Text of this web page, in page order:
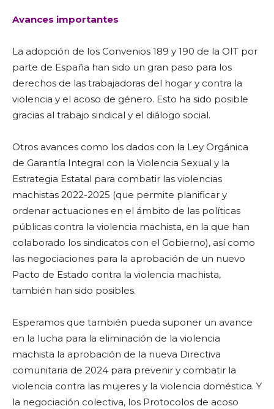
Avances importantes
La adopción de los Convenios 189 y 190 de la OIT por
parte de España han sido un gran paso para los
derechos de las trabajadoras del hogar y contra la
violencia y el acoso de género. Esto ha sido posible
gracias al trabajo sindical y el diálogo social.
Otros avances como los dados con la Ley Orgánica
de Garantía Integral con la Violencia Sexual y la
Estrategia Estatal para combatir las violencias
machistas 2022-2025 (que permite planificar y
ordenar actuaciones en el ámbito de las políticas
públicas contra la violencia machista, en la que han
colaborado los sindicatos con el Gobierno), así como
las negociaciones para la aprobación de un nuevo
Pacto de Estado contra la violencia machista,
también han sido posibles.
Esperamos que también pueda suponer un avance
en la lucha para la eliminación de la violencia
machista la aprobación de la nueva Directiva
comunitaria de 2024 para prevenir y combatir la
violencia contra las mujeres y la violencia doméstica. Y
la negociación colectiva, los Protocolos de acoso